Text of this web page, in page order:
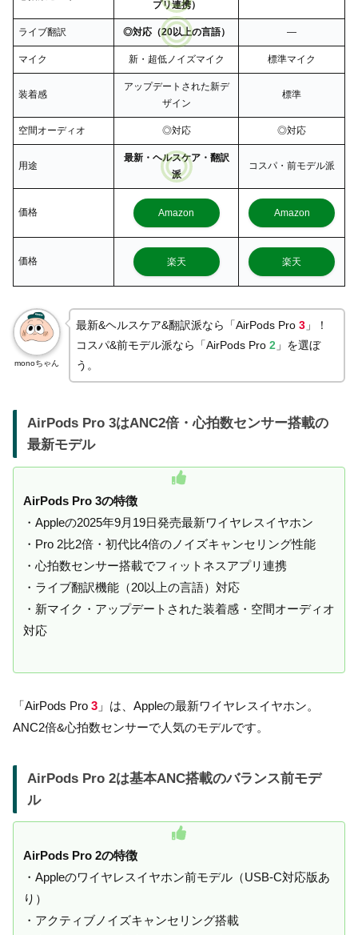
プリ連携）
ライブ翻訳 ◎対応（20以上の言語） ―
マイク 新・超低ノイズマイク 標準マイク
装着感
アップデートされた新デ
ザイン
標準
空間オーディオ ◎対応 ◎対応
用途
最新・ヘルスケア・翻訳
派
コスパ・前モデル派
価格 Amazon Amazon
価格 楽天 楽天
monoちゃん
最新&ヘルスケア&翻訳派なら「AirPods Pro 3 」！
コスパ&前モデル派なら「AirPods Pro 2 」を選ぼ
う。
AirPods Pro 3はANC2倍・心拍数センサー搭載の
最新モデル
AirPods Pro 3の特徴
・Appleの2025年9月19日発売最新ワイヤレスイヤホン
・Pro 2比2倍・初代比4倍のノイズキャンセリング性能
・心拍数センサー搭載でフィットネスアプリ連携
・ライブ翻訳機能（20以上の言語）対応
・新マイク・アップデートされた装着感・空間オーディオ
対応
「AirPods Pro 3 」は、Appleの最新ワイヤレスイヤホン。
ANC2倍&心拍数センサーで人気のモデルです。
AirPods Pro 2は基本ANC搭載のバランス前モデ
ル
AirPods Pro 2の特徴
・Appleのワイヤレスイヤホン前モデル（USB-C対応版あ
り）
・アクティブノイズキャンセリング搭載